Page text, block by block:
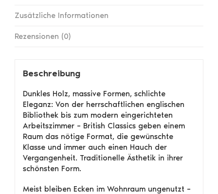
Zusätzliche Informationen
Rezensionen (0)
Beschreibung
Dunkles Holz, massive Formen, schlichte
Eleganz: Von der herrschaftlichen englischen
Bibliothek bis zum modern eingerichteten
Arbeitszimmer – British Classics geben einem
Raum das nötige Format, die gewünschte
Klasse und immer auch einen Hauch der
Vergangenheit. Traditionelle Ästhetik in ihrer
schönsten Form.
Meist bleiben Ecken im Wohnraum ungenutzt –